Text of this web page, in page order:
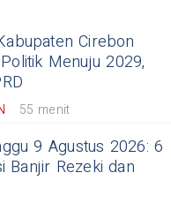
Cirebon
Menuju 2029,
55 menit
9 Agustus 2026: 6
Banjir Rezeki dan